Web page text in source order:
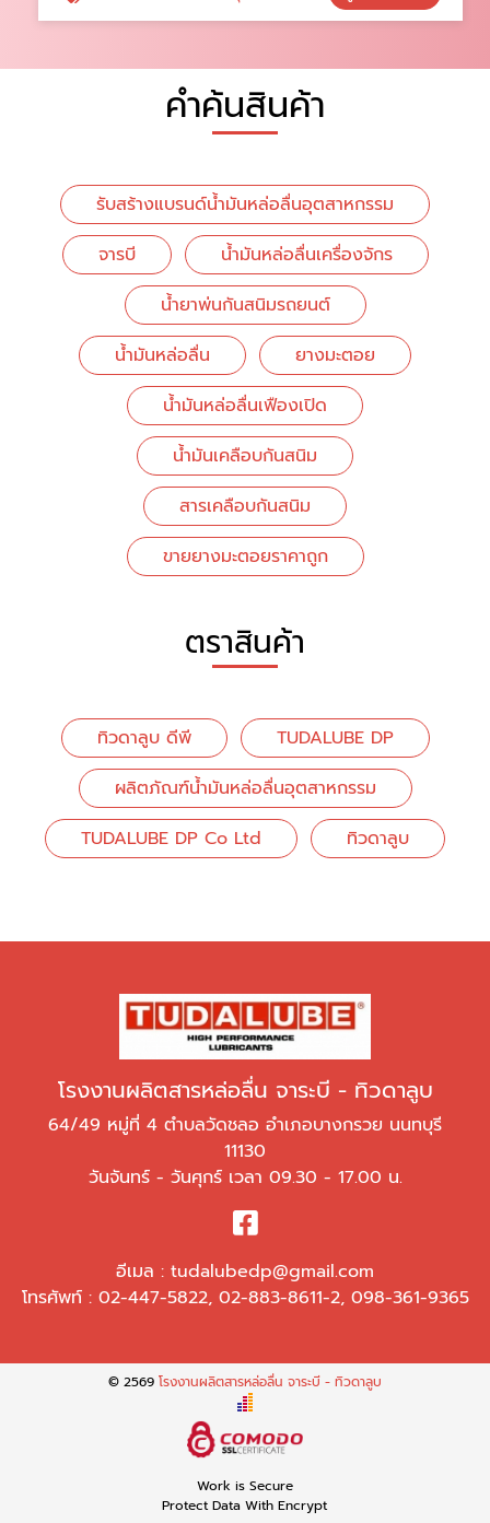
คำค้นสินค้า
รับสร้างแบรนด์น้ำมันหล่อลื่นอุตสาหกรรม
จารบี
น้ำมันหล่อลื่นเครื่องจักร
น้ำยาพ่นกันสนิมรถยนต์
น้ำมันหล่อลื่น
ยางมะตอย
น้ำมันหล่อลื่นเฟืองเปิด
น้ำมันเคลือบกันสนิม
สารเคลือบกันสนิม
ขายยางมะตอยราคาถูก
ตราสินค้า
ทิวดาลูบ ดีพี
TUDALUBE DP
ผลิตภัณฑ์น้ำมันหล่อลื่นอุตสาหกรรม
TUDALUBE DP Co Ltd
ทิวดาลูบ
โรงงานผลิตสารหล่อลื่น จาระบี - ทิวดาลูบ
64/49 หมู่ที่ 4 ตำบลวัดชลอ อำเภอบางกรวย นนทบุรี
11130
วันจันทร์ - วันศุกร์ เวลา 09.30 - 17.00 น.
อีเมล : tudalubedp@gmail.com
โทรศัพท์ : 02-447-5822, 02-883-8611-2, 098-361-9365
© 2569 โรงงานผลิตสารหล่อลื่น จาระบี - ทิวดาลูบ
Work is Secure
Protect Data With Encrypt